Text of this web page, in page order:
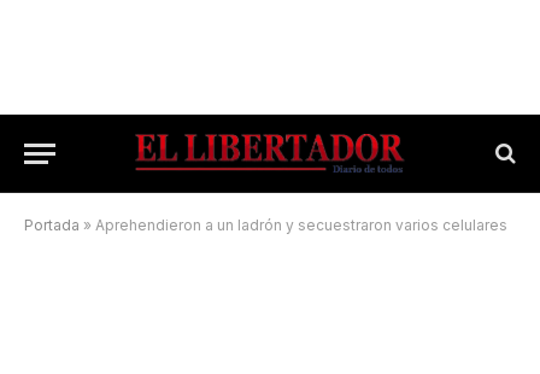
Portada » Aprehendieron a un ladrón y secuestraron varios celulares